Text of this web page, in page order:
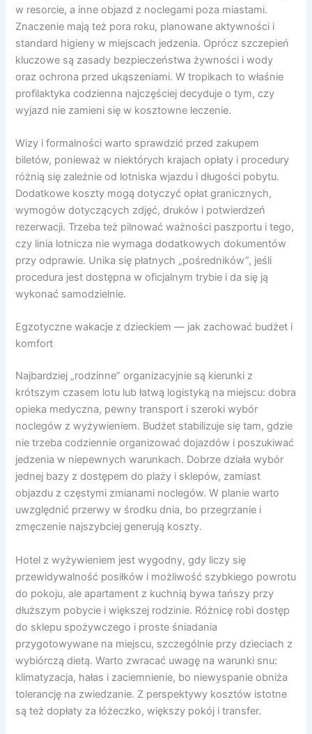
w resorcie, a inne objazd z noclegami poza miastami.
Znaczenie mają też pora roku, planowane aktywności i
standard higieny w miejscach jedzenia. Oprócz szczepień
kluczowe są zasady bezpieczeństwa żywności i wody
oraz ochrona przed ukąszeniami. W tropikach to właśnie
profilaktyka codzienna najczęściej decyduje o tym, czy
wyjazd nie zamieni się w kosztowne leczenie.
Wizy i formalności warto sprawdzić przed zakupem
biletów, ponieważ w niektórych krajach opłaty i procedury
różnią się zależnie od lotniska wjazdu i długości pobytu.
Dodatkowe koszty mogą dotyczyć opłat granicznych,
wymogów dotyczących zdjęć, druków i potwierdzeń
rezerwacji. Trzeba też pilnować ważności paszportu i tego,
czy linia lotnicza nie wymaga dodatkowych dokumentów
przy odprawie. Unika się płatnych „pośredników”, jeśli
procedura jest dostępna w oficjalnym trybie i da się ją
wykonać samodzielnie.
Egzotyczne wakacje z dzieckiem — jak zachować budżet i
komfort
Najbardziej „rodzinne” organizacyjnie są kierunki z
krótszym czasem lotu lub łatwą logistyką na miejscu: dobra
opieka medyczna, pewny transport i szeroki wybór
noclegów z wyżywieniem. Budżet stabilizuje się tam, gdzie
nie trzeba codziennie organizować dojazdów i poszukiwać
jedzenia w niepewnych warunkach. Dobrze działa wybór
jednej bazy z dostępem do plaży i sklepów, zamiast
objazdu z częstymi zmianami noclegów. W planie warto
uwzględnić przerwy w środku dnia, bo przegrzanie i
zmęczenie najszybciej generują koszty.
Hotel z wyżywieniem jest wygodny, gdy liczy się
przewidywalność posiłków i możliwość szybkiego powrotu
do pokoju, ale apartament z kuchnią bywa tańszy przy
dłuższym pobycie i większej rodzinie. Różnicę robi dostęp
do sklepu spożywczego i proste śniadania
przygotowywane na miejscu, szczególnie przy dzieciach z
wybiórczą dietą. Warto zwracać uwagę na warunki snu:
klimatyzacja, hałas i zaciemnienie, bo niewyspanie obniża
tolerancję na zwiedzanie. Z perspektywy kosztów istotne
są też dopłaty za łóżeczko, większy pokój i transfer.